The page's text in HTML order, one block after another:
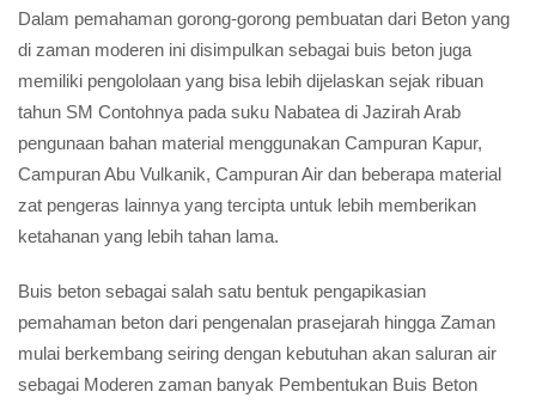
Dalam pemahaman gorong-gorong pembuatan dari Beton yang
di zaman moderen ini disimpulkan sebagai buis beton juga
memiliki pengololaan yang bisa lebih dijelaskan sejak ribuan
tahun SM Contohnya pada suku Nabatea di Jazirah Arab
pengunaan bahan material menggunakan Campuran Kapur,
Campuran Abu Vulkanik, Campuran Air dan beberapa material
zat pengeras lainnya yang tercipta untuk lebih memberikan
ketahanan yang lebih tahan lama.
Buis beton sebagai salah satu bentuk pengapikasian
pemahaman beton dari pengenalan prasejarah hingga Zaman
mulai berkembang seiring dengan kebutuhan akan saluran air
sebagai Moderen zaman banyak Pembentukan Buis Beton